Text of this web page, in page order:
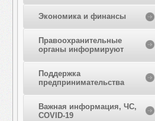
Экономика и финансы
Правоохранительные
органы информируют
Поддержка
предпринимательства
Важная информация, ЧС,
COVID-19